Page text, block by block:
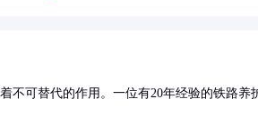
不可替代的作用。一位有20年经验的铁路养